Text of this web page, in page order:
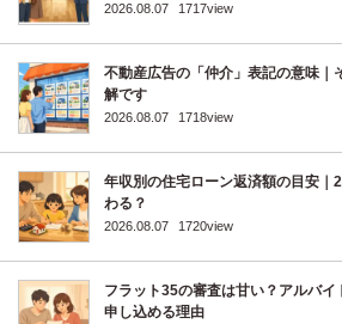
2026.08.07 1717view
不動産広告の「仲介」表記の意味｜
解です
2026.08.07 1718view
年収別の住宅ローン返済額の目安｜
わる？
2026.08.07 1720view
フラット35の審査は甘い？アルバイ
申し込める理由